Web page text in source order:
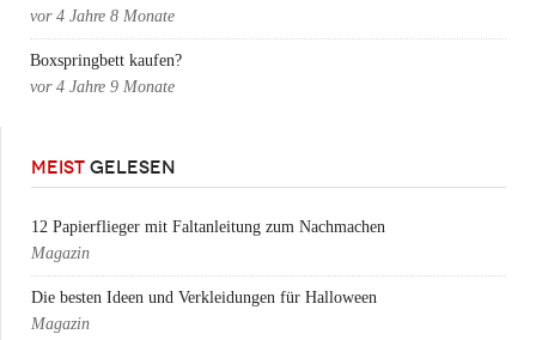
vor 4 Jahre 8 Monate
Boxspringbett kaufen?
vor 4 Jahre 9 Monate
MEIST GELESEN
12 Papierflieger mit Faltanleitung zum Nachmachen
Magazin
Die besten Ideen und Verkleidungen für Halloween
Magazin